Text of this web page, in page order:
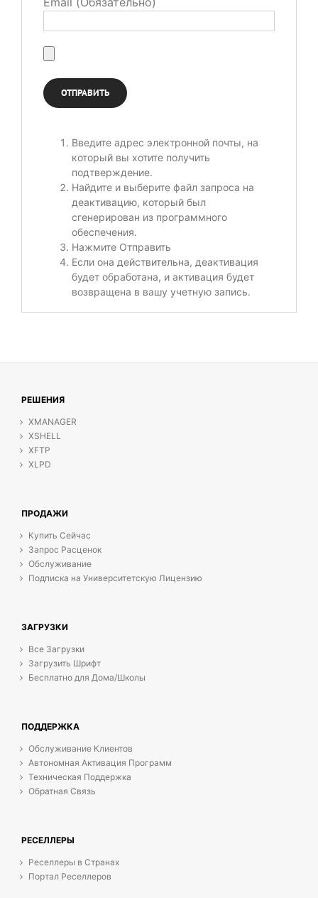
Введите адрес электронной почты, на
который вы хотите получить
подтверждение.
Найдите и выберите файл запроса на
деактивацию, который был
сгенерирован из программного
обеспечения.
Нажмите Отправить
Если она действительна, деактивация
будет обработана, и активация будет
возвращена в вашу учетную запись.
РЕШЕНИЯ
XMANAGER
XSHELL
XFTP
XLPD
ПРОДАЖИ
Купить Сейчас
Запрос Расценок
Обслуживание
Подписка на Университетскую Лицензию
ЗАГРУЗКИ
Все Загрузки
Загрузить Шрифт
Бесплатно для Дома/Школы
ПОДДЕРЖКА
Обслуживание Клиентов
Автономная Активация Программ
Техническая Поддержка
Обратная Связь
РЕСЕЛЛЕРЫ
Реселлеры в Странах
Портал Реселлеров